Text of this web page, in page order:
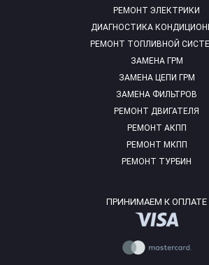
РЕМОНТ ЭЛЕКТРИКИ
ДИАГНОСТИКА
РЕМОНТ ТОПЛИВНОЙ
ЗАМЕНА ГРМ
ЗАМЕНА ЦЕПИ ГРМ
ЗАМЕНА ФИЛЬТРОВ
РЕМОНТ ДВИГАТЕЛЯ
РЕМОНТ АКПП
РЕМОНТ МКПП
РЕМОНТ ТУРБИН
ПРИНИМАЕМ К ОПЛАТЕ